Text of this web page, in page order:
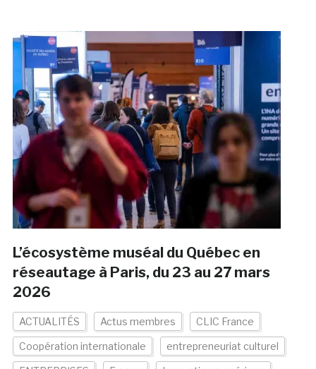
L’écosystème muséal du Québec en
réseautage à Paris, du 23 au 27 mars
2026
ACTUALITÉS Actus membres CLIC France
Coopération internationale entrepreneuriat culturel